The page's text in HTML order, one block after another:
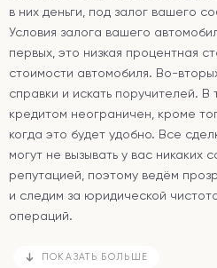
в них деньги, под залог вашего
Условия залога вашего
первых, это низкая процентная
стоимости автомобиля. Во-
справки и искать поручителей. В
кредитом неограничен, кроме
когда это будет удобно. Все
могут не вызывать у вас
репутацией, поэтому ведём
и следим за юридической
операций.
ПОКАЗАТЬ БОЛЬШЕ